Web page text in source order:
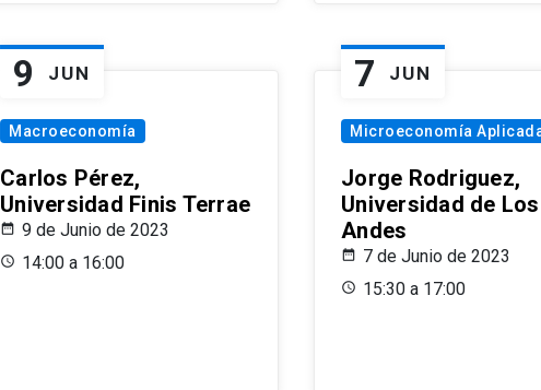
9 JUN
Macroeconomía
Carlos Pérez,
Universidad Finis Terrae
9 de Junio de 2023
14:00 a 16:00
7 JUN
Microeconomía
Jorge Rodriguez,
Universidad de Los
Andes
7 de Junio de 2023
15:30 a 17:00